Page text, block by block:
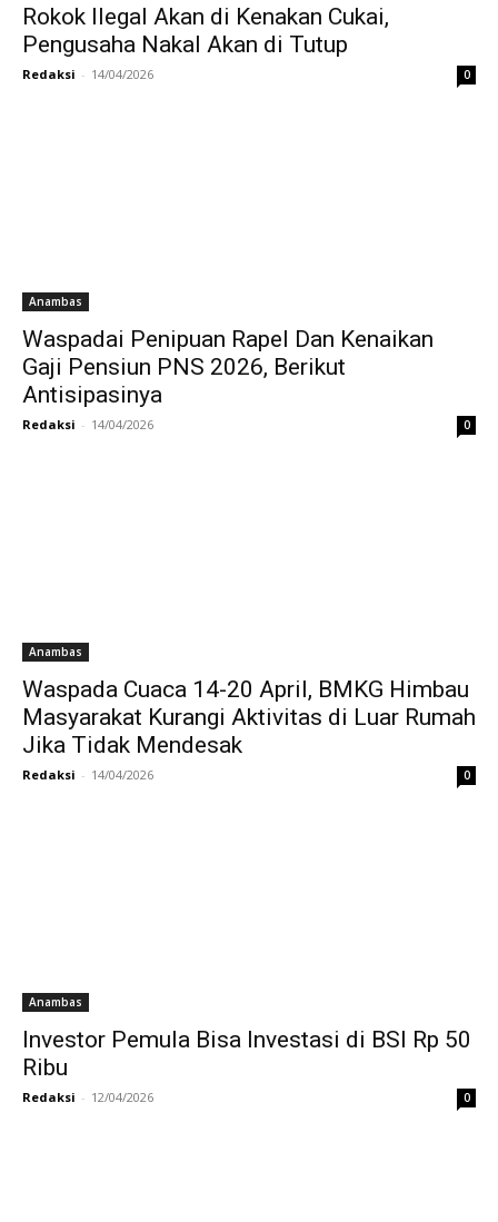
Rokok Ilegal Akan di Kenakan Cukai,
Pengusaha Nakal Akan di Tutup
Redaksi - 14/04/2026 0
Anambas
Waspadai Penipuan Rapel Dan Kenaikan
Gaji Pensiun PNS 2026, Berikut
Antisipasinya
Redaksi - 14/04/2026 0
Anambas
Waspada Cuaca 14-20 April, BMKG Himbau
Masyarakat Kurangi Aktivitas di Luar Rumah
Jika Tidak Mendesak
Redaksi - 14/04/2026 0
Anambas
Investor Pemula Bisa Investasi di BSI Rp 50
Ribu
Redaksi - 12/04/2026 0